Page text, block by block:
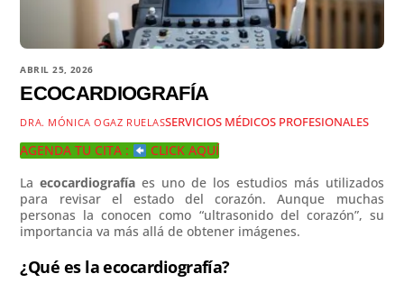
ABRIL 25, 2026
ECOCARDIOGRAFÍA
DRA. MÓNICA OGAZ RUELASSERVICIOS MÉDICOS PROFESIONALES
AGENDA TU CITA :
CLICK AQUÍ
Laecocardiografía es uno de los estudios más utilizados
para revisar el estado del corazón. Aunque muchas
personas la conocen como “ultrasonido del corazón”, su
importancia va más allá de obtener imágenes.
¿Qué es la ecocardiografía?